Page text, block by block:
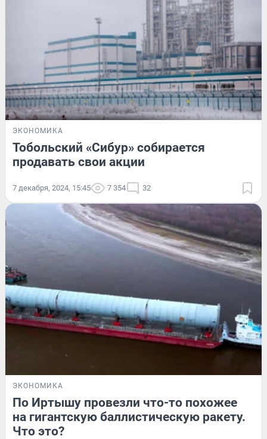
ЭКОНОМИКА
Тобольский «Сибур» собирается
продавать свои акции
7 декабря, 2024, 15:45 7 354 32
ЭКОНОМИКА
По Иртышу провезли что-то похожее
на гигантскую баллистическую ракету.
Что это?